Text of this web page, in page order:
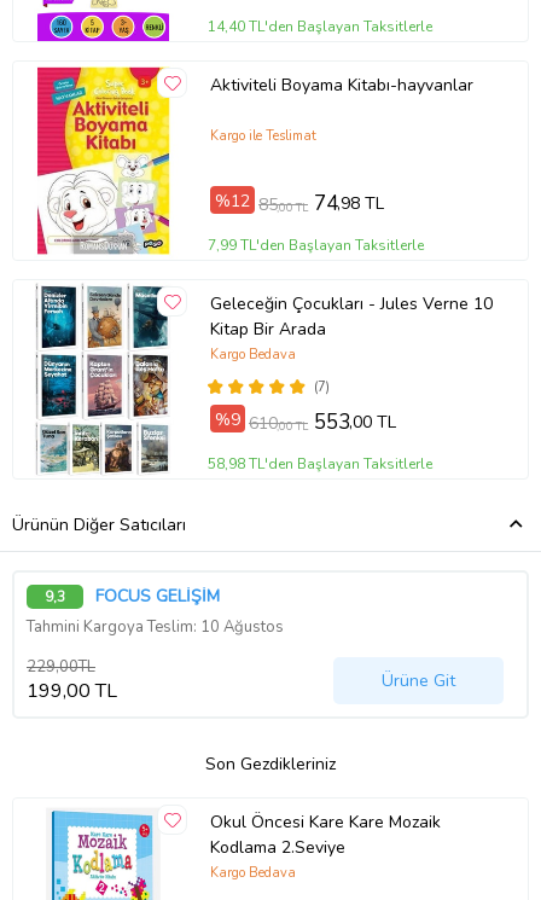
14,40 TL'den Başlayan Taksitlerle
Aktiviteli Boyama Kitabı-hayvanlar
Kargo ile Teslimat
%12 85,00 TL 74,98 TL
7,99 TL'den Başlayan Taksitlerle
Geleceğin Çocukları - Jules Verne 10
Kitap Bir Arada
(7)
Kargo Bedava
%9 610,00 TL 553,00 TL
58,98 TL'den Başlayan Taksitlerle
Ürünün Diğer Satıcıları
9,3 FOCUS GELİŞİM
Tahmini Kargoya Teslim: 10 Ağustos
229,00TL
199,00 TL Ürüne Git
Son Gezdikleriniz
Okul Öncesi Kare Kare Mozaik
Kodlama 2.Seviye
Kargo Bedava